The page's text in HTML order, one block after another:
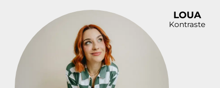
DOWNLOAD
PREVIEW
LOUA
Kontraste